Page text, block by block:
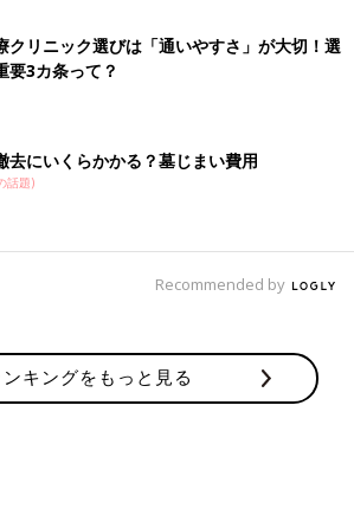
クリニック選びは「通いやすさ」が大切！選
要3カ条って？
去にいくらかかる？墓じまい費用
話題)
Recommended by
ンキングをもっと見る